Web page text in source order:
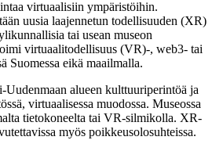
virtuaalisiin ympäristöihin.
uusia laajennetun todellisuuden (XR)
tai usean museon
virtuaalitodellisuus (VR)-, web3- tai
Suomessa eikä maailmalla.
alueen kulttuuriperintöä ja
virtuaalisessa muodossa. Museossa
tietokoneelta tai VR-silmikolla. XR-
myös poikkeusolosuhteissa.